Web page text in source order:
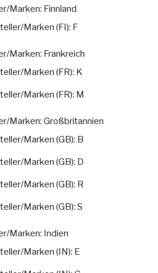
Marken: Finnland
Marken (FI): F
Marken: Frankreich
Marken (FR): K
Marken (FR): M
Marken: Großbritannien
Marken (GB): B
Marken (GB): D
Marken (GB): R
Marken (GB): S
Marken: Indien
Marken (IN): E